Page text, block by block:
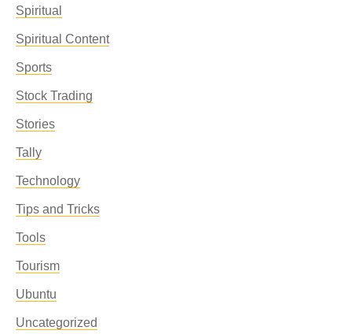
Spiritual
Spiritual Content
Sports
Stock Trading
Stories
Tally
Technology
Tips and Tricks
Tools
Tourism
Ubuntu
Uncategorized